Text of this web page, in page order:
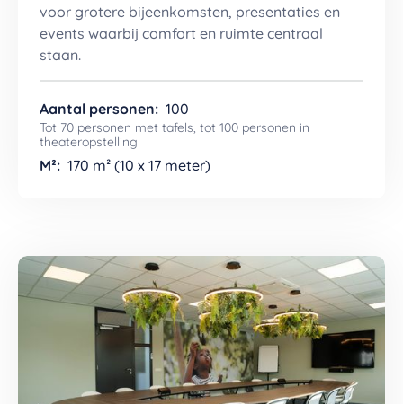
voor grotere bijeenkomsten, presentaties en
events waarbij comfort en ruimte centraal
staan.
Aantal personen: 100
Tot 70 personen met tafels, tot 100 personen in
theateropstelling
M²: 170 m² (10 x 17 meter)